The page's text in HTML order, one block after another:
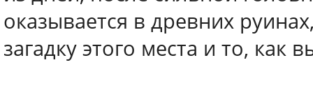
оказывается в древних
загадку этого места и то, как